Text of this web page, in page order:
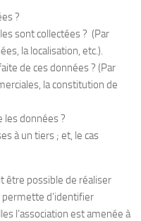
?
sont collectées ? (Par
la localisation, etc.).
de ces données ? (Par
la constitution de
les données ?
à un tiers ; et, le cas
être possible de réaliser
permette d’identifier
l’association est amenée à